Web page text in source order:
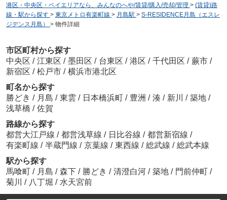
港区・中央区・ベイエリアなら、みんなのへや/賃貸/購入/売却/管理 > (賃貸)路
線・駅から探す > 東京メトロ有楽町線 > 月島駅 > S-RESIDENCE月島（エスレ
ジデンス月島）
> 物件詳細
市区町村から探す
中央区 / 江東区 / 墨田区 / 台東区 / 港区 / 千代田区 / 蕨市 /
新宿区 / 松戸市 / 横浜市港北区
町名から探す
勝どき / 月島 / 東雲 / 日本橋浜町 / 豊洲 / 湊 / 新川 / 築地 /
浅草橋 / 佐賀
路線から探す
都営大江戸線 / 都営浅草線 / 日比谷線 / 都営新宿線 /
有楽町線 / 半蔵門線 / 京葉線 / 東西線 / 総武線 / 総武本線
駅から探す
馬喰町 / 月島 / 森下 / 勝どき / 清澄白河 / 築地 / 門前仲町 /
菊川
/ 八丁堀 / 水天宮前